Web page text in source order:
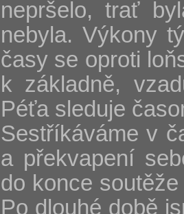
nepršelo, trať
nebyla. Výkony
časy se oproti
k základně,
Péťa sleduje
Sestříkáváme v
a překvapení
do konce
Po dlouhé době